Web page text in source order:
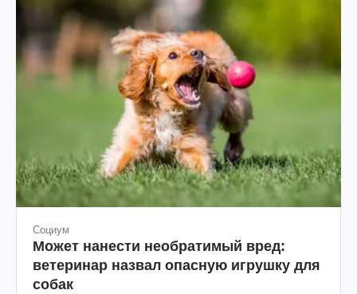
Социум
Может нанести необратимый вред:
ветеринар назвал опасную игрушку для
собак